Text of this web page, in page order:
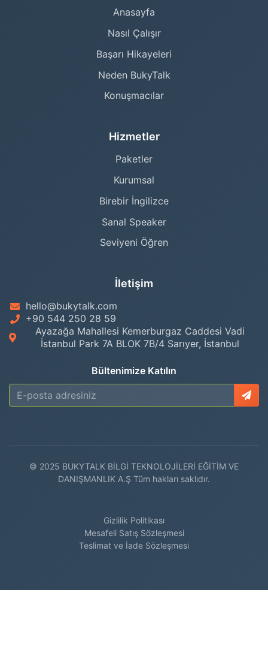
Anasayfa
Nasıl Çalışır
Başarı Hikayeleri
Neden BukyTalk
Konuşmacılar
Hizmetler
Paketler
Kurumsal
Birebir İngilizce
Sanal Speaker
Seviyeni Öğren
İletişim
hello@bukytalk.com
+90 544 250 28 59
Ayazağa Mahallesi Kemerburgaz Caddesi Vadi
İstanbul Park 7A BLOK 7B/4 Sarıyer, İstanbul
Bültenimize Katılın
© 2025 BUKYTALK BİLGİ TEKNOLOJİLERİ EĞİTİM VE
DANIŞMANLIK A.Ş Tüm hakları saklıdır.
Gizlilik Politikası
Mesafeli Satış Sözleşmesi
Teslimat ve İade Sözleşmesi